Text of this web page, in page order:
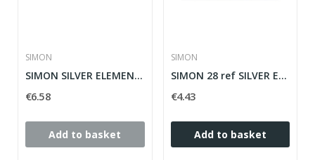
SIMON
SIMON SILVER ELEMENTS PLACE 28 ref: 28630-33
€6.58
Add to basket
SIMON
SIMON 28 ref SILVER ELEMENTS PLACE: 28620-33
€4.43
Add to basket